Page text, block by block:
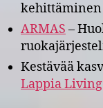
kehittäminen
ARMAS –
Kestävää
Lappia